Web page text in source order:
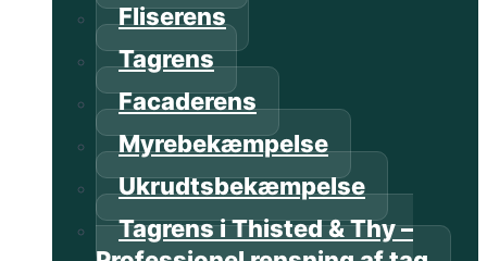
Fliserens
Tagrens
Facaderens
Myrebekæmpelse
Ukrudtsbekæmpelse
Tagrens i Thisted & Thy –